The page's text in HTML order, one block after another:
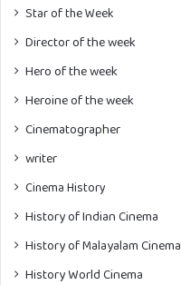
Star of the Week
Director of the week
Hero of the week
Heroine of the week
Cinematographer
writer
Cinema History
History of Indian Cinema
History of Malayalam Cinema
History World Cinema